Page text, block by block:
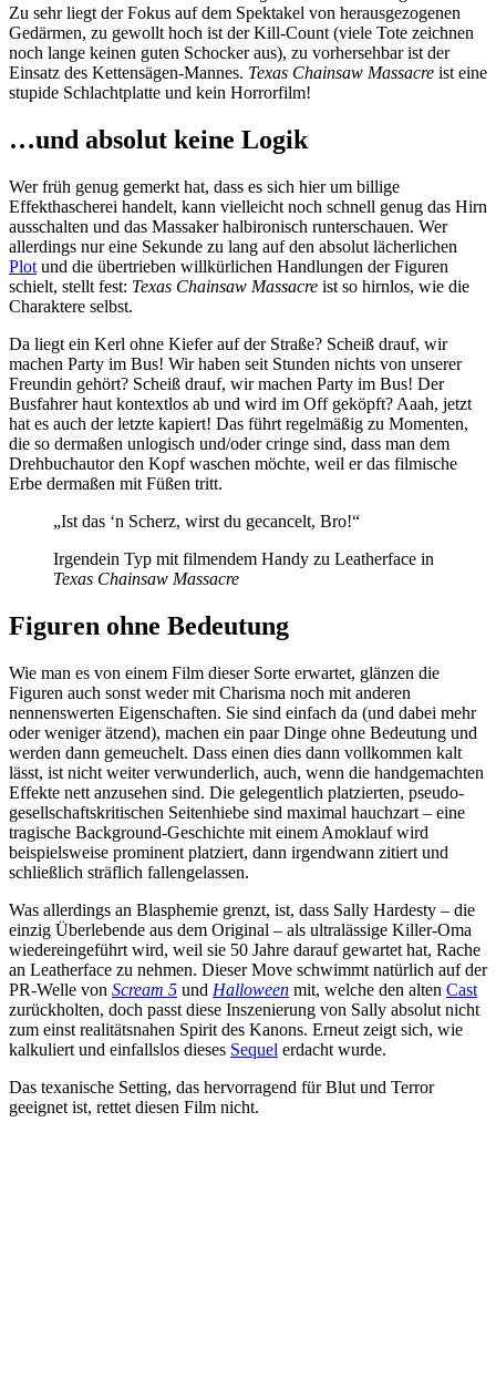
Zu sehr liegt der Fokus auf dem Spektakel von herausgezogenen
Gedärmen, zu gewollt hoch ist der Kill-Count (viele Tote zeichnen
noch lange keinen guten Schocker aus), zu vorhersehbar ist der
Einsatz des Kettensägen-Mannes. Texas Chainsaw Massacre ist eine
stupide Schlachtplatte und kein Horrorfilm!
…und absolut keine Logik
Wer früh genug gemerkt hat, dass es sich hier um billige
Effekthascherei handelt, kann vielleicht noch schnell genug das Hirn
ausschalten und das Massaker halbironisch runterschauen. Wer
allerdings nur eine Sekunde zu lang auf den absolut lächerlichen
Plot und die übertrieben willkürlichen Handlungen der Figuren
schielt, stellt fest: Texas Chainsaw Massacre ist so hirnlos, wie die
Charaktere selbst.
Da liegt ein Kerl ohne Kiefer auf der Straße? Scheiß drauf, wir
machen Party im Bus! Wir haben seit Stunden nichts von unserer
Freundin gehört? Scheiß drauf, wir machen Party im Bus! Der
Busfahrer haut kontextlos ab und wird im Off geköpft? Aaah, jetzt
hat es auch der letzte kapiert! Das führt regelmäßig zu Momenten,
die so dermaßen unlogisch und/oder cringe sind, dass man dem
Drehbuchautor den Kopf waschen möchte, weil er das filmische
Erbe dermaßen mit Füßen tritt.
„Ist das ‘n Scherz, wirst du gecancelt, Bro!“
Irgendein Typ mit filmendem Handy zu Leatherface in
Texas Chainsaw Massacre
Figuren ohne Bedeutung
Wie man es von einem Film dieser Sorte erwartet, glänzen die
Figuren auch sonst weder mit Charisma noch mit anderen
nennenswerten Eigenschaften. Sie sind einfach da (und dabei mehr
oder weniger ätzend), machen ein paar Dinge ohne Bedeutung und
werden dann gemeuchelt. Dass einen dies dann vollkommen kalt
lässt, ist nicht weiter verwunderlich, auch, wenn die handgemachten
Effekte nett anzusehen sind. Die gelegentlich platzierten, pseudo-
gesellschaftskritischen Seitenhiebe sind maximal hauchzart – eine
tragische Background-Geschichte mit einem Amoklauf wird
beispielsweise prominent platziert, dann irgendwann zitiert und
schließlich sträflich fallengelassen.
Was allerdings an Blasphemie grenzt, ist, dass Sally Hardesty – die
einzig Überlebende aus dem Original – als ultralässige Killer-Oma
wiedereingeführt wird, weil sie 50 Jahre darauf gewartet hat, Rache
an Leatherface zu nehmen. Dieser Move schwimmt natürlich auf der
PR-Welle von Scream 5 und Halloween mit, welche den alten Cast
zurückholten, doch passt diese Inszenierung von Sally absolut nicht
zum einst realitätsnahen Spirit des Kanons. Erneut zeigt sich, wie
kalkuliert und einfallslos dieses Sequel erdacht wurde.
Das texanische Setting, das hervorragend für Blut und Terror
geeignet ist, rettet diesen Film nicht.